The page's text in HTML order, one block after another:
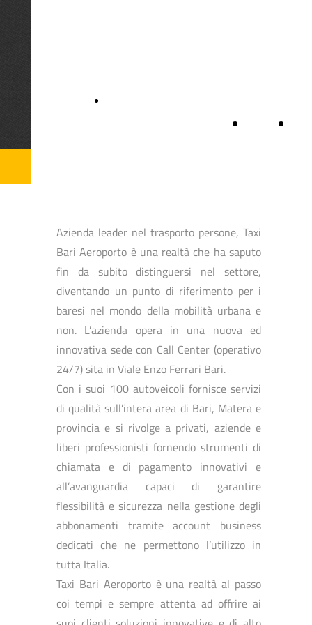
dalla tua Città
Azienda leader nel trasporto persone, Taxi
Bari Aeroporto è una realtà che ha saputo
fin da subito distinguersi nel settore,
diventando un punto di riferimento per i
baresi nel mondo della mobilità urbana e
non. L’azienda opera in una nuova ed
innovativa sede con Call Center (operativo
24/7) sita in Viale Enzo Ferrari Bari.
Con i suoi 100 autoveicoli fornisce servizi
di qualità sull’intera area di Bari, Matera e
provincia e si rivolge a privati, aziende e
liberi professionisti fornendo strumenti di
chiamata e di pagamento innovativi e
all’avanguardia capaci di garantire
flessibilità e sicurezza nella gestione degli
abbonamenti tramite account business
dedicati che ne permettono l’utilizzo in
tutta Italia.
Taxi Bari Aeroporto è una realtà al passo
coi tempi e sempre attenta ad offrire ai